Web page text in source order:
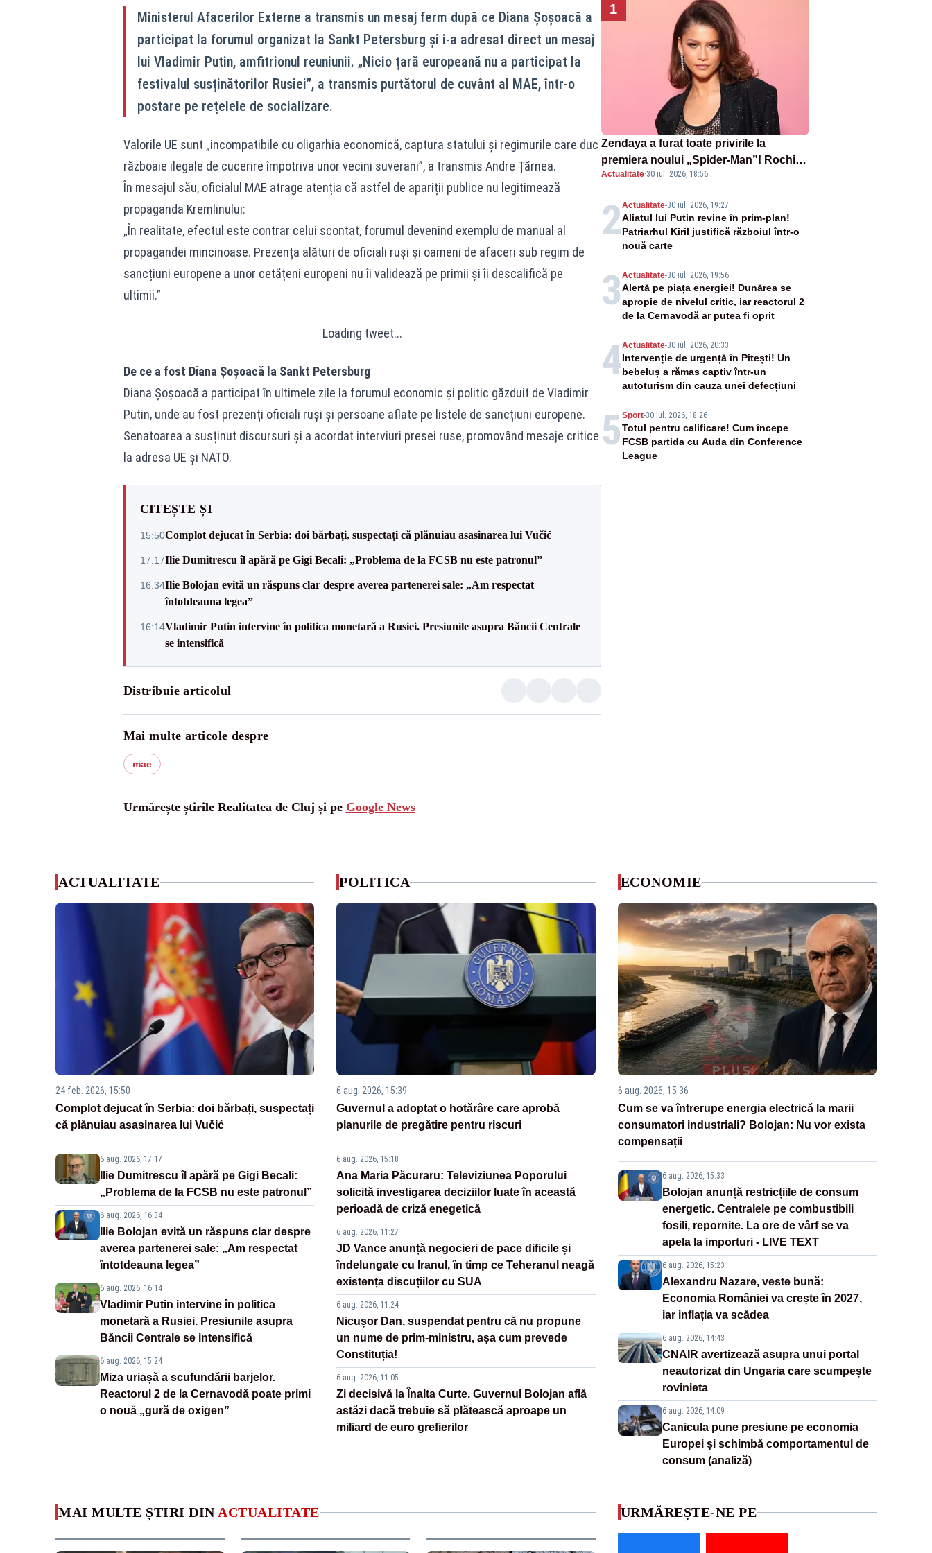
Ministerul Afacerilor Externe a transmis un mesaj ferm după ce Diana Șoșoacă a
participat la forumul organizat la Sankt Petersburg și i-a adresat direct un mesaj
lui Vladimir Putin, amfitrionul reuniunii. „Nicio țară europeană nu a participat la
festivalul susținătorilor Rusiei”, a transmis purtătorul de cuvânt al MAE, într-o
postare pe rețelele de socializare.
Valorile UE sunt „incompatibile cu oligarhia economică, captura statului și regimurile care duc
războaie ilegale de cucerire împotriva unor vecini suverani”, a transmis Andre Țărnea.
În mesajul său, oficialul MAE atrage atenția că astfel de apariții publice nu legitimează
propaganda Kremlinului:
„În realitate, efectul este contrar celui scontat, forumul devenind exemplu de manual al
propagandei mincinoase. Prezența alături de oficiali ruși și oameni de afaceri sub regim de
sancțiuni europene a unor cetățeni europeni nu îi validează pe primii și îi descalifică pe
ultimii.”
Loading tweet...
De ce a fost Diana Șoșoacă la Sankt Petersburg
Diana Șoșoacă a participat în ultimele zile la forumul economic și politic găzduit de Vladimir
Putin, unde au fost prezenți oficiali ruși și persoane aflate pe listele de sancțiuni europene.
Senatoarea a susținut discursuri și a acordat interviuri presei ruse, promovând mesaje critice
la adresa UE și NATO.
CITEȘTE ȘI
15:50Complot dejucat în Serbia: doi bărbați, suspectați că plănuiau asasinarea lui Vučić
17:17Ilie Dumitrescu îl apără pe Gigi Becali: „Problema de la FCSB nu este patronul”
16:34Ilie Bolojan evită un răspuns clar despre averea partenerei sale: „Am respectat
întotdeauna legea”
16:14Vladimir Putin intervine în politica monetară a Rusiei. Presiunile asupra Băncii Centrale
se intensifică
Distribuie articolul
Mai multe articole despre
mae
Urmărește știrile Realitatea de Cluj și pe Google News
1
Zendaya a furat toate privirile la
premiera noului „Spider-Man”! Rochia
inspirată de pânza de păianjen a făcut
senzație
Actualitate·30 iul. 2026, 18:56
2Actualitate-30 iul. 2026, 19:27
Aliatul lui Putin revine în prim-plan!
Patriarhul Kiril justifică războiul într-o
nouă carte
3 Actualitate-30 iul. 2026, 19:56
Alertă pe piața energiei! Dunărea se
apropie de nivelul critic, iar reactorul 2
de la Cernavodă ar putea fi oprit
4Actualitate-30 iul. 2026, 20:33
Intervenție de urgență în Pitești! Un
bebeluș a rămas captiv într-un
autoturism din cauza unei defecțiuni
5 Sport-30 iul. 2026, 18:26
Totul pentru calificare! Cum începe
FCSB partida cu Auda din Conference
League
ACTUALITATE
24 feb. 2026, 15:50
Complot dejucat în Serbia: doi bărbați, suspectați
că plănuiau asasinarea lui Vučić
6 aug. 2026, 17:17
Ilie Dumitrescu îl apără pe Gigi Becali:
„Problema de la FCSB nu este patronul”
6 aug. 2026, 16:34
Ilie Bolojan evită un răspuns clar despre
averea partenerei sale: „Am respectat
întotdeauna legea”
6 aug. 2026, 16:14
Vladimir Putin intervine în politica
monetară a Rusiei. Presiunile asupra
Băncii Centrale se intensifică
6 aug. 2026, 15:24
Miza uriașă a scufundării barjelor.
Reactorul 2 de la Cernavodă poate primi
o nouă „gură de oxigen”
POLITICA
6 aug. 2026, 15:39
Guvernul a adoptat o hotărâre care aprobă
planurile de pregătire pentru riscuri
6 aug. 2026, 15:18
Ana Maria Păcuraru: Televiziunea Poporului
solicită investigarea deciziilor luate în această
perioadă de criză enegetică
6 aug. 2026, 11:27
JD Vance anunță negocieri de pace dificile și
îndelungate cu Iranul, în timp ce Teheranul neagă
existența discuțiilor cu SUA
6 aug. 2026, 11:24
Nicușor Dan, suspendat pentru că nu propune
un nume de prim-ministru, așa cum prevede
Constituția!
6 aug. 2026, 11:05
Zi decisivă la Înalta Curte. Guvernul Bolojan află
astăzi dacă trebuie să plătească aproape un
miliard de euro grefierilor
ECONOMIE
6 aug. 2026, 15:36
Cum se va întrerupe energia electrică la marii
consumatori industriali? Bolojan: Nu vor exista
compensații
6 aug. 2026, 15:33
Bolojan anunță restricțiile de consum
energetic. Centralele pe combustibili
fosili, repornite. La ore de vârf se va
apela la importuri - LIVE TEXT
6 aug. 2026, 15:23
Alexandru Nazare, veste bună:
Economia României va crește în 2027,
iar inflația va scădea
6 aug. 2026, 14:43
CNAIR avertizează asupra unui portal
neautorizat din Ungaria care scumpește
rovinieta
6 aug. 2026, 14:09
Canicula pune presiune pe economia
Europei și schimbă comportamentul de
consum (analiză)
MAI MULTE ȘTIRI DIN ACTUALITATE URMĂREȘTE-NE PE